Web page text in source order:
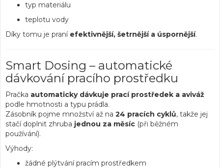
typ materiálu
teplotu vody
Díky tomu je praní efektivnější, šetrnější a úspornější.
Smart Dosing – automatické
dávkování pracího prostředku
Pračka automaticky dávkuje prací prostředek a aviváž
podle hmotnosti a typu prádla.
Zásobník pojme množství až na 24 pracích cyklů, takže jej
stačí doplnit zhruba jednou za měsíc (při běžném
používání).
Výhody:
žádné plýtvání pracím prostředkem